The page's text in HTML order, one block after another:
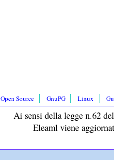
Open Source GnuPG Linux
Ai sensi della legge n.62
Eleaml viene